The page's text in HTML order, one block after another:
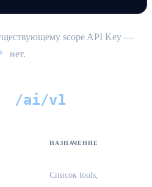
scope API Key —
нет.
/ai/v1
НАЗНАЧЕНИЕ
Список tools,